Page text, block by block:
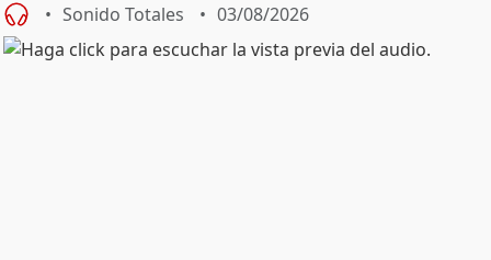
Sonido Totales 03/08/2026